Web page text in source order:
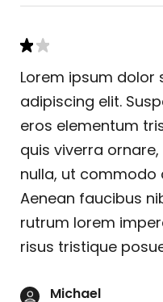
Lorem ipsum
adipiscing elit.
eros elementum
quis viverra
nulla, ut commodo
Aenean faucibus
rutrum lorem
risus tristique
Michael